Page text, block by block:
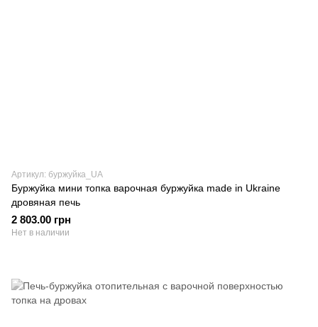
Артикул: буржуйка_UA
Буржуйка мини топка варочная буржуйка made in Ukraine
дровяная печь
2 803.00 грн
Нет в наличии